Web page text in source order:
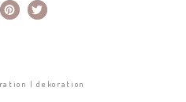
| dekoration